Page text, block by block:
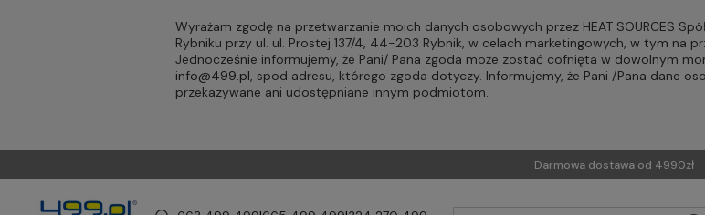
Wyrażam zgodę na przetwarzanie moich danych osobowych przez HEAT SOURCES
Rybniku przy ul. ul. Prostej 137/4, 44-203 Rybnik, w celach marketingowych, w tym na
Jednocześnie informujemy, że Pani/ Pana zgoda może zostać cofnięta w dowolnym
info@499.pl, spod adresu, którego zgoda dotyczy. Informujemy, że Pani /Pana dane
przekazywane ani udostępniane innym podmiotom.
Darmowa dostawa od 4990zł